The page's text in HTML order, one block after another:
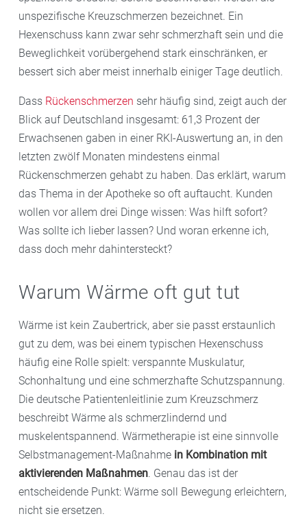
unspezifische Kreuzschmerzen bezeichnet. Ein
Hexenschuss kann zwar sehr schmerzhaft sein und die
Beweglichkeit vorübergehend stark einschränken, er
bessert sich aber meist innerhalb einiger Tage deutlich.
Dass Rückenschmerzen sehr häufig sind, zeigt auch der
Blick auf Deutschland insgesamt: 61,3 Prozent der
Erwachsenen gaben in einer RKI-Auswertung an, in den
letzten zwölf Monaten mindestens einmal
Rückenschmerzen gehabt zu haben. Das erklärt, warum
das Thema in der Apotheke so oft auftaucht. Kunden
wollen vor allem drei Dinge wissen: Was hilft sofort?
Was sollte ich lieber lassen? Und woran erkenne ich,
dass doch mehr dahintersteckt?
Warum Wärme oft gut tut
Wärme ist kein Zaubertrick, aber sie passt erstaunlich
gut zu dem, was bei einem typischen Hexenschuss
häufig eine Rolle spielt: verspannte Muskulatur,
Schonhaltung und eine schmerzhafte Schutzspannung.
Die deutsche Patientenleitlinie zum Kreuzschmerz
beschreibt Wärme als schmerzlindernd und
muskelentspannend. Wärmetherapie ist eine sinnvolle
Selbstmanagement-Maßnahme in Kombination mit
aktivierenden Maßnahmen. Genau das ist der
entscheidende Punkt: Wärme soll Bewegung erleichtern,
nicht sie ersetzen.